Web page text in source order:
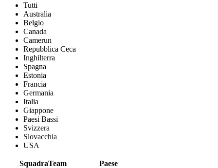
Tutti
Australia
Belgio
Canada
Camerun
Repubblica Ceca
Inghilterra
Spagna
Estonia
Francia
Germania
Italia
Giappone
Paesi Bassi
Svizzera
Slovacchia
USA
SquadraTeam Paese